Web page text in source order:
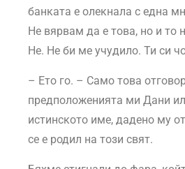
банката е олекнала с една
Не вярвам да е това, но и то
Не. Не би ме учудило. Ти си
– Ето го. – Само това
предположенията ми Дани
истинското име, дадено му
се е родил на този свят.